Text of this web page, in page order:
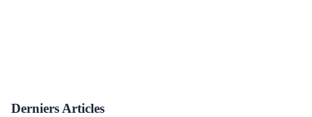
Derniers Articles